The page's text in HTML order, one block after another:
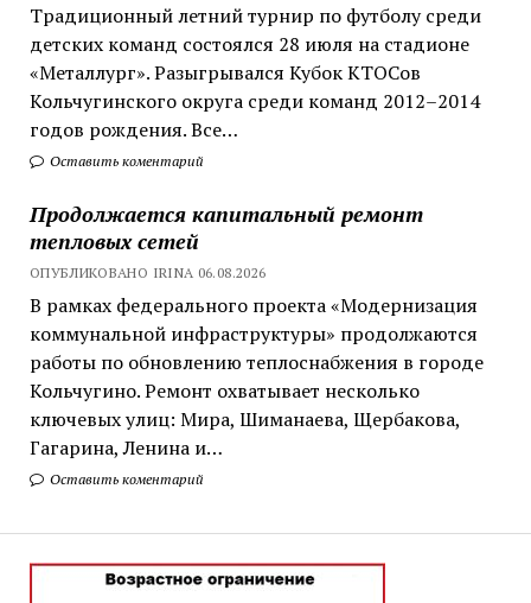
Традиционный летний турнир по футболу среди
детских команд состоялся 28 июля на стадионе
«Металлург». Разыгрывался Кубок КТОСов
Кольчугинского округа среди команд 2012–2014
годов рождения. Все…
Оставить коментарий
Продолжается капитальный ремонт
тепловых сетей
ОПУБЛИКОВАНО IRINA 06.08.2026
В рамках федерального проекта «Модернизация
коммунальной инфраструктуры» продолжаются
работы по обновлению теплоснабжения в городе
Кольчугино. Ремонт охватывает несколько
ключевых улиц: Мира, Шиманаева, Щербакова,
Гагарина, Ленина и…
Оставить коментарий